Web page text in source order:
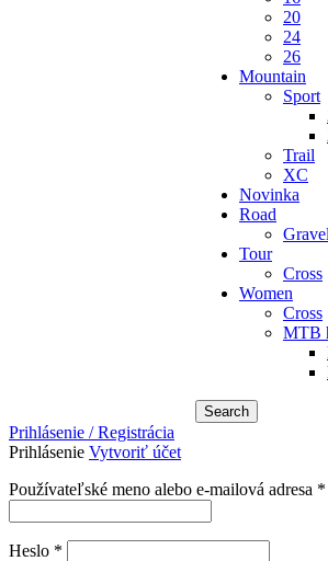
20
24
26
Mountain
Sport
Trail
XC
Novinka
Road
Gravel
Tour
Cross
Women
Cross
MTB
Search
Prihlásenie / Registrácia
Prihlásenie Vytvoriť účet
Používateľské meno alebo e-mailová adresa *
Heslo *